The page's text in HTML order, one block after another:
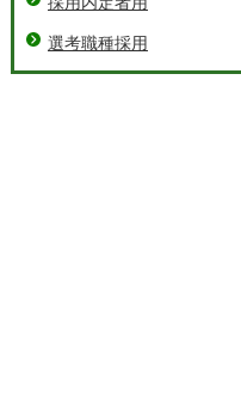
選考職種採用